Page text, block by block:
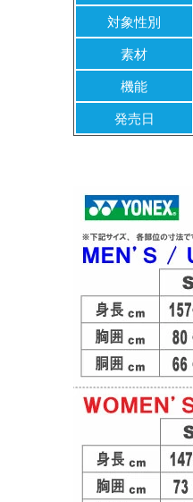
対象性別
素材
機能
発売日